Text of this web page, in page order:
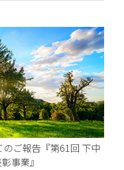
ご報告『第61回 下中
事業』